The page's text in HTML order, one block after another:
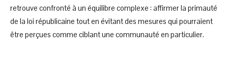
retrouve confronté à un équilibre complexe : affirmer la primauté
de la loi républicaine tout en évitant des mesures qui pourraient
être perçues comme ciblant une communauté en particulier.